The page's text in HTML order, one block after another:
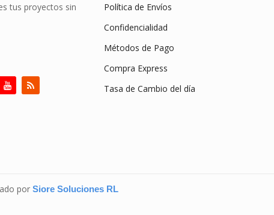
tus proyectos sin
Política de Envíos
Confidencialidad
Métodos de Pago
Compra Express
Tasa de Cambio del día
por Siore Soluciones RL